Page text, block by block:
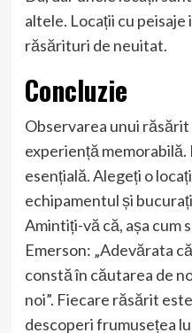
altele. Locații cu
răsărituri de neuitat.
Concluzie
Observarea unui răsărit
experiență
esențială. Alegeți o
echipamentul și
Amintiți-vă că, așa cum
Emerson: „Adevărata
constă în căutarea de
noi”. Fiecare răsărit
descoperi frumusețea